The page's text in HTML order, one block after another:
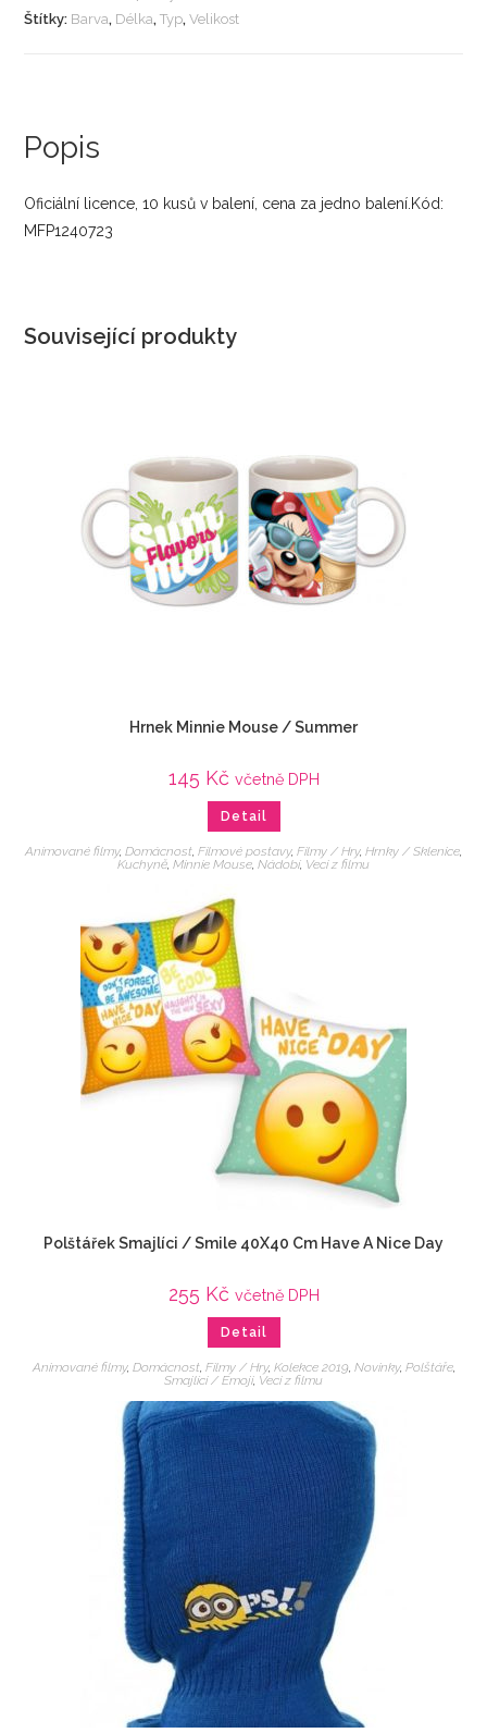
Štítky: Barva, Délka,Typ,Velikost
Popis
Oficiální licence, 10 kusů v balení, cena za jedno balení.Kód:
MFP1240723
Související produkty
Hrnek Minnie Mouse / Summer
145 Kč včetně DPH
Detail
Animované filmy, Domácnost Filmové postavy, Filmy / Hry, Hrnky / Sklenice
Kuchyně Minnie Mouse Nádobí, Veci z filmu
Polštářek Smajlíci / Smile 40X40 Cm Have A Nice Day
255 Kč včetně DPH
Detail
Animované filmy, Domácnost, Filmy / Hry, Kolekce 2019, Novinky, Polštáře,
Smajlíci / Emoji, Veci z filmu